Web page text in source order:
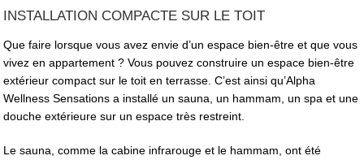
INSTALLATION COMPACTE SUR LE TOIT
Que faire lorsque vous avez envie d’un espace bien-être et que vous
vivez en appartement ? Vous pouvez construire un espace bien-être
extérieur compact sur le toit en terrasse. C’est ainsi qu’Alpha
Wellness Sensations a installé un sauna, un hammam, un spa et une
douche extérieure sur un espace très restreint.
Le sauna, comme la cabine infrarouge et le hammam, ont été